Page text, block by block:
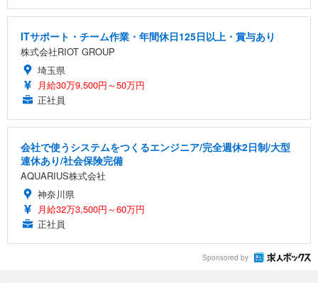
ITサポート・チーム作業・年間休日125日以上・賞与あり
株式会社RIOT GROUP
埼玉県
月給30万9,500円～50万円
正社員
会社で使うシステムをつくるエンジニア/完全週休2日制/大型
連休あり/社会保険完備
AQUARIUS株式会社
神奈川県
月給32万3,500円～60万円
正社員
Sponsored by